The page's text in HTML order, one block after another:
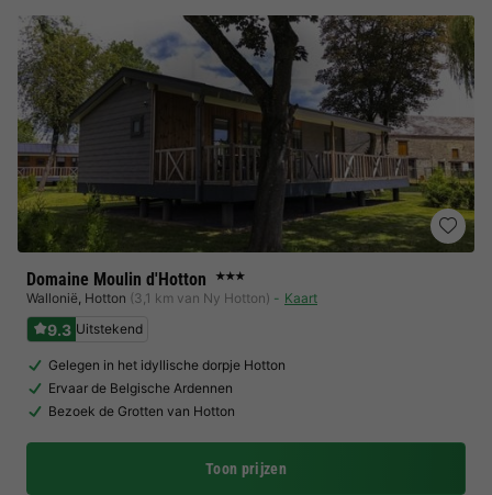
Domaine Moulin d'Hotton ★★★
Wallonië, Hotton (3,1 km van Ny Hotton) Kaart
9.3 Uitstekend
Gelegen in het idyllische dorpje Hotton
Ervaar de Belgische Ardennen
Bezoek de Grotten van Hotton
Toon prijzen